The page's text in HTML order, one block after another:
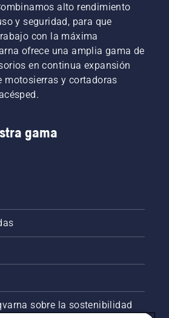
alto rendimiento
y seguridad, para que
con la máxima
ofrece una amplia gama de
en continua expansión
motosierras y cortadoras
gama
sobre la sostenibilidad